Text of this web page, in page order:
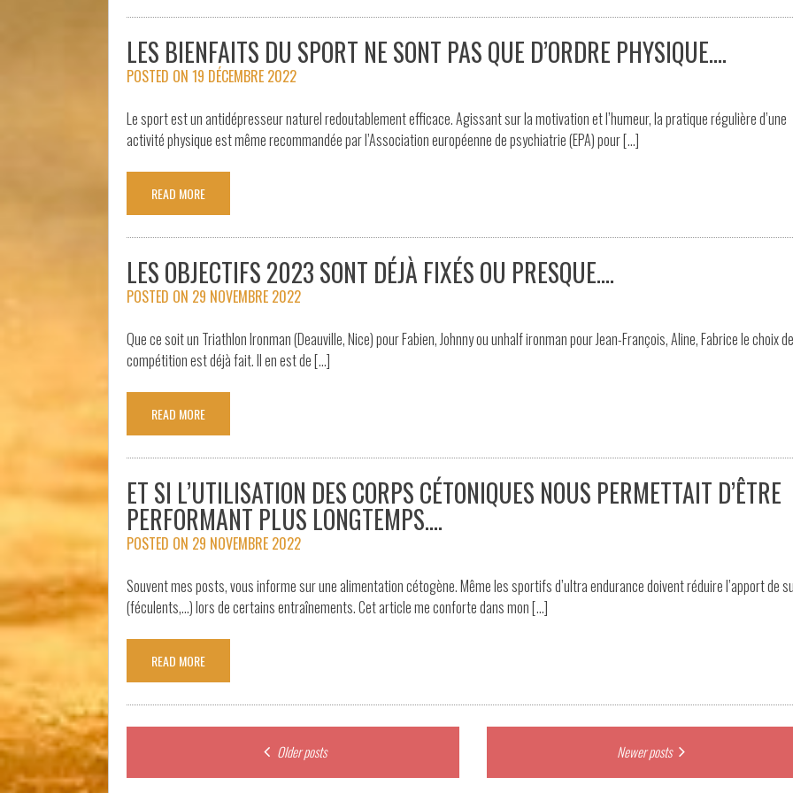
LES BIENFAITS DU SPORT NE SONT PAS QUE D’ORDRE PHYSIQUE….
POSTED ON 19 DÉCEMBRE 2022
Le sport est un antidépresseur naturel redoutablement efficace. Agissant sur la motivation et l’humeur, la pratique régulière d’une
activité physique est même recommandée par l’Association européenne de psychiatrie (EPA) pour […]
READ MORE
LES OBJECTIFS 2023 SONT DÉJÀ FIXÉS OU PRESQUE….
POSTED ON 29 NOVEMBRE 2022
Que ce soit un Triathlon Ironman (Deauville, Nice) pour Fabien, Johnny ou unhalf ironman pour Jean-François, Aline, Fabrice le choix
compétition est déjà fait. Il en est de […]
READ MORE
ET SI L’UTILISATION DES CORPS CÉTONIQUES NOUS PERMETTAIT D’ÊTRE
PERFORMANT PLUS LONGTEMPS….
POSTED ON 29 NOVEMBRE 2022
Souvent mes posts, vous informe sur une alimentation cétogène. Même les sportifs d’ultra endurance doivent réduire l’apport de
(féculents,…) lors de certains entraînements. Cet article me conforte dans mon […]
READ MORE
Older posts Newer posts